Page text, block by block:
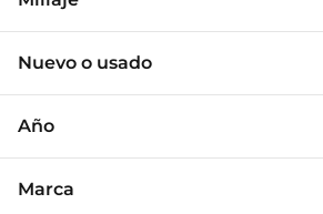
Nuevo o usado
Año
Marca